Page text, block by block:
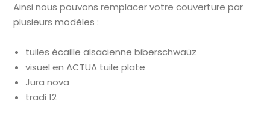
Ainsi nous pouvons remplacer votre couverture par
plusieurs modèles :
tuiles écaille alsacienne biberschwaüz
visuel en ACTUA tuile plate
Jura nova
tradi 12